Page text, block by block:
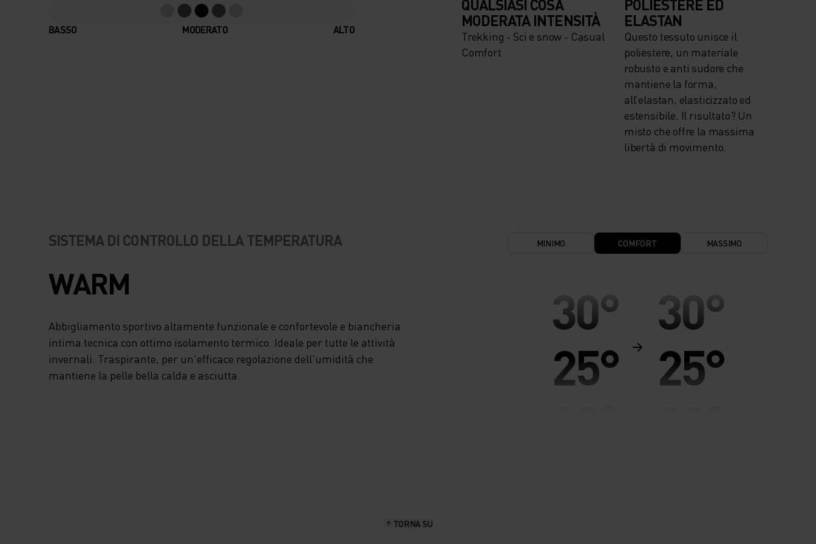
BASSO MODERATO ALTO
QUALSIASI COSA
MODERATA INTENSITÀ
Trekking - Sci e snow - Casual
Comfort
POLIESTERE ED
ELASTAN
Questo tessuto unisce il
poliestere, un materiale
robusto e anti sudore che
mantiene la forma,
all’elastan, elasticizzato ed
estensibile. Il risultato? Un
misto che offre la massima
libertà di movimento.
SISTEMA DI CONTROLLO DELLA TEMPERATURA
WARM
Abbigliamento sportivo altamente funzionale e confortevole e biancheria
intima tecnica con ottimo isolamento termico. Ideale per tutte le attività
invernali. Traspirante, per un'efficace regolazione dell'umidità che
mantiene la pelle bella calda e asciutta.
MINIMO COMFORT MASSIMO
30°
25°
30°
25°
TORNA SU